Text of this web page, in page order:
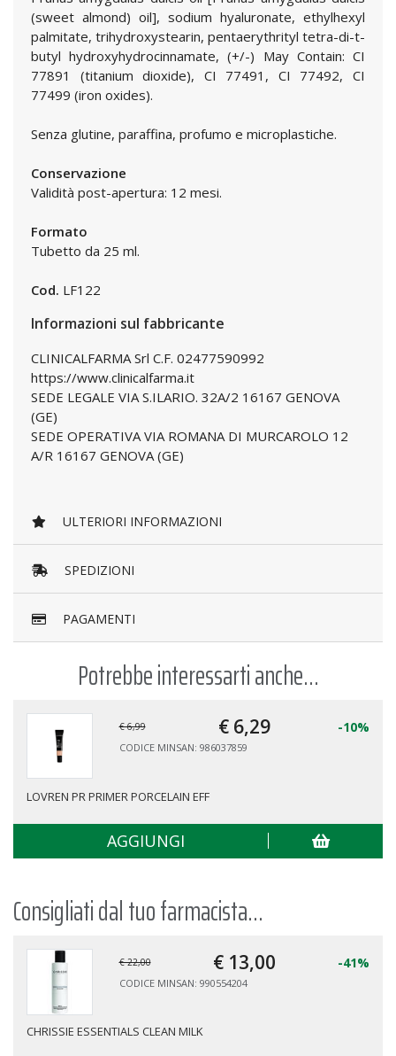
(sweet almond) oil], sodium hyaluronate, ethylhexyl
palmitate, trihydroxystearin, pentaerythrityl tetra-di-t-
butyl hydroxyhydrocinnamate, (+/-) May Contain: CI
77891 (titanium dioxide), CI 77491, CI 77492, CI
77499 (iron oxides).
Senza glutine, paraffina, profumo e microplastiche.
Conservazione
Validità post-apertura: 12 mesi.
Formato
Tubetto da 25 ml.
Cod. LF122
Informazioni sul fabbricante
CLINICALFARMA Srl C.F. 02477590992
https://www.clinicalfarma.it
SEDE LEGALE VIA S.ILARIO. 32A/2 16167 GENOVA
(GE)
SEDE OPERATIVA VIA ROMANA DI MURCAROLO 12
A/R 16167 GENOVA (GE)
ULTERIORI INFORMAZIONI
SPEDIZIONI
PAGAMENTI
Potrebbe interessarti anche...
€ 6,99 € 6,29 -10%
CODICE MINSAN: 986037859
LOVREN PR PRIMER PORCELAIN EFF
AGGIUNGI
Consigliati dal tuo farmacista...
€ 22,00 € 13,00 -41%
CODICE MINSAN: 990554204
CHRISSIE ESSENTIALS CLEAN MILK